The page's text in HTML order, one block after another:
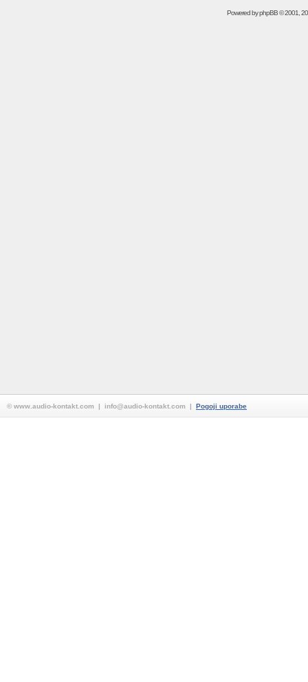
Powered byphpBB© 2001,
© www.audio-kontakt.com | info@audio-kontakt.com | Pogoji uporabe